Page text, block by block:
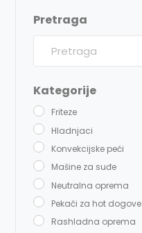
Pretraga
Kategorije
Friteze
Hladnjaci
Konvekcijske peći
Mašine za suđe
Neutralna oprema
Pekači za hot dogove
Rashladna oprema